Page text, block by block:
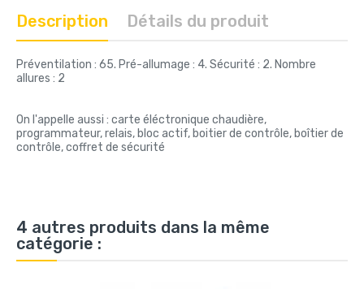
Description Détails du produit
Préventilation : 65. Pré-allumage : 4. Sécurité : 2. Nombre
allures : 2
On l'appelle aussi : carte éléctronique chaudière,
programmateur, relais, bloc actif, boitier de contrôle, boîtier de
contrôle, coffret de sécurité
4 autres produits dans la même
catégorie :